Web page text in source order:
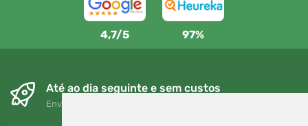
4,7/5 97%
Até ao dia seguinte e sem custos
Envio gratuito para encomendas superiores a 80 EUR